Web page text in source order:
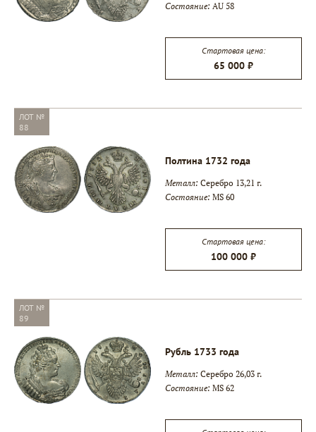
Состояние: AU 58
Стартовая цена:
65 000 ₽
ЛОТ №
88
Полтина 1732 года
Металл: Серебро 13,21 г.
Состояние: MS 60
Стартовая цена:
100 000 ₽
ЛОТ №
89
Рубль 1733 года
Металл: Серебро 26,03 г.
Состояние: MS 62